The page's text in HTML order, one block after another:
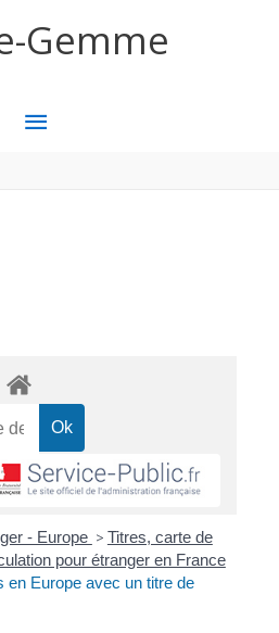
Gemme
MENU
- Europe > Titres, carte de
pour étranger en France
en Europe avec un titre de